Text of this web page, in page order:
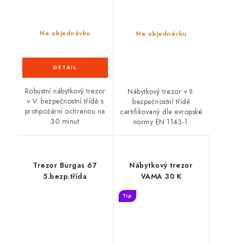
Na objednávku
Robustní nábytkový trezor
v V. bezpečnostní třídě s
protipožární ochranou na
30 minut
Na objednávku
Nábytkový trezor v II.
bezpečnostní třídě
certifikovaný dle evropské
normy EN 1143-1.
Trezor Burgas 67
5.bezp.třída
Nábytkový trezor
VAMA 30 K
Tip